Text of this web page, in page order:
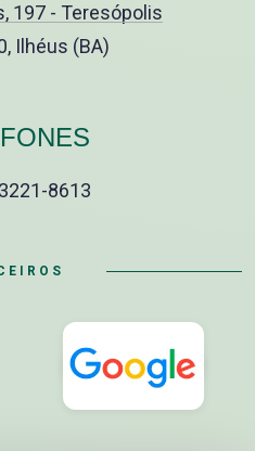
197 - Teresópolis
Ilhéus (BA)
8613